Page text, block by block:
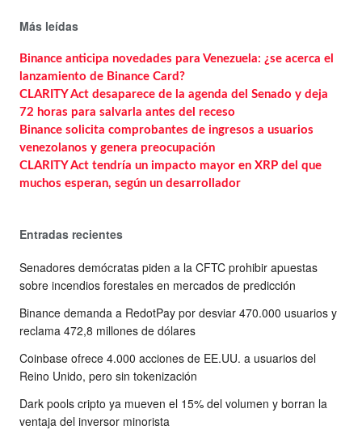
Más leídas
Binance anticipa novedades para Venezuela: ¿se acerca el
lanzamiento de Binance Card?
CLARITY Act desaparece de la agenda del Senado y deja
72 horas para salvarla antes del receso
Binance solicita comprobantes de ingresos a usuarios
venezolanos y genera preocupación
CLARITY Act tendría un impacto mayor en XRP del que
muchos esperan, según un desarrollador
Entradas recientes
Senadores demócratas piden a la CFTC prohibir apuestas
sobre incendios forestales en mercados de predicción
Binance demanda a RedotPay por desviar 470.000 usuarios y
reclama 472,8 millones de dólares
Coinbase ofrece 4.000 acciones de EE.UU. a usuarios del
Reino Unido, pero sin tokenización
Dark pools cripto ya mueven el 15% del volumen y borran la
ventaja del inversor minorista